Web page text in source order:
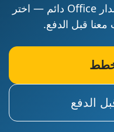
أو خطة اقتصادية مثل A3، أو إصدار Office دائم — اختر
معنا قبل الدفع.
الدفع